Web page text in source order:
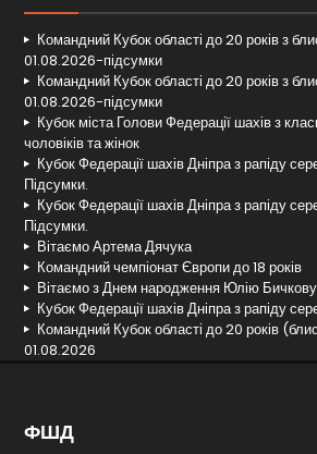
Командний Кубок області до 20 років з
01.08.2026-підсумки
Командний Кубок області до 20 років з
01.08.2026-підсумки
Кубок міста Голови Федерації шахів з
чоловіків та жінок
Кубок Федерації шахів Дніпра з рапіду
Підсумки.
Кубок Федерації шахів Дніпра з рапіду
Підсумки.
Вітаємо Артема Дячука
Командний чемпіонат Європи до 18 років
Вітаємо з Днем народження Юлію Бичкову
Кубок Федерації шахів Дніпра з рапіду
Командний Кубок області до 20 років
01.08.2026
ФШД